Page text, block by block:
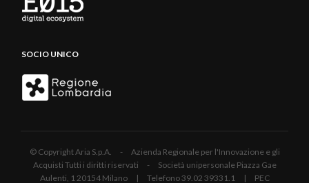
SOCIO UNICO
© Copyright Aria S.p.A. - Azienda Regionale per l'Innovazione e gli
Acquisti Tutti i diritti riservati - Società unipersonale Piazza Gae
Aulenti, 1 20154 Milano | Telefono 39.02 39331.1 | PEC